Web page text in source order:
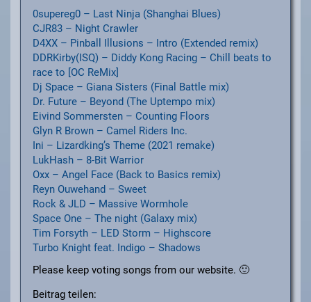
0supereg0 – Last Ninja (Shanghai Blues)
CJR83 – Night Crawler
D4XX – Pinball Illusions – Intro (Extended remix)
DDRKirby(ISQ) – Diddy Kong Racing – Chill beats to
race to [OC ReMix]
Dj Space – Giana Sisters (Final Battle mix)
Dr. Future – Beyond (The Uptempo mix)
Eivind Sommersten – Counting Floors
Glyn R Brown – Camel Riders Inc.
Ini – Lizardking’s Theme (2021 remake)
LukHash – 8-Bit Warrior
Oxx – Angel Face (Back to Basics remix)
Reyn Ouwehand – Sweet
Rock & JLD – Massive Wormhole
Space One – The night (Galaxy mix)
Tim Forsyth – LED Storm – Highscore
Turbo Knight feat. Indigo – Shadows
Please keep voting songs from our website. 🙂
Beitrag teilen: